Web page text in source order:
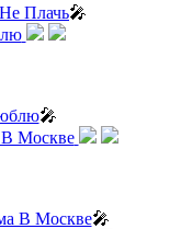
Плачь🎤
🎤
В Москве🎤